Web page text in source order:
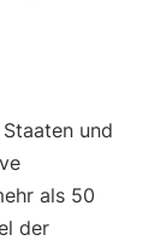
und
als 50
der